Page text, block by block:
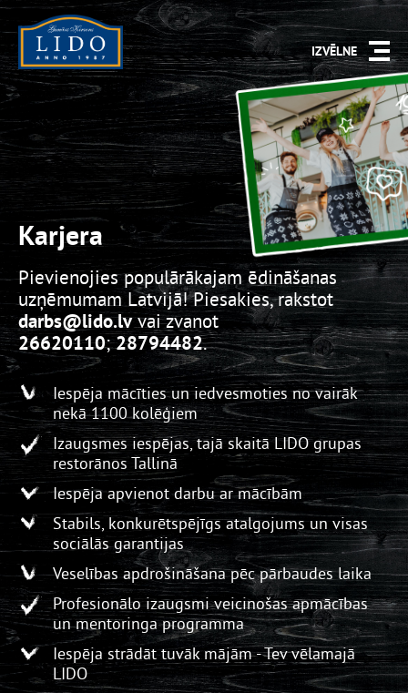
IZVĒLNE
Karjera
Pievienojies populārākajam ēdināšanas
uzņēmumam Latvijā! Piesakies, rakstot
darbs@lido.lvvai zvanot
26620110;28794482.
Iespēja mācīties un iedvesmoties no vairāk
nekā 1100 kolēģiem
Izaugsmes iespējas, tajā skaitā LIDO grupas
restorānos Tallinā
Iespēja apvienot darbu ar mācībām
Stabils, konkurētspējīgs atalgojums un visas
sociālās garantijas
Veselības apdrošināšana pēc pārbaudes laika
Profesionālo izaugsmi veicinošas apmācības
un mentoringa programma
Iespēja strādāt tuvāk mājām - Tev vēlamajā
LIDO